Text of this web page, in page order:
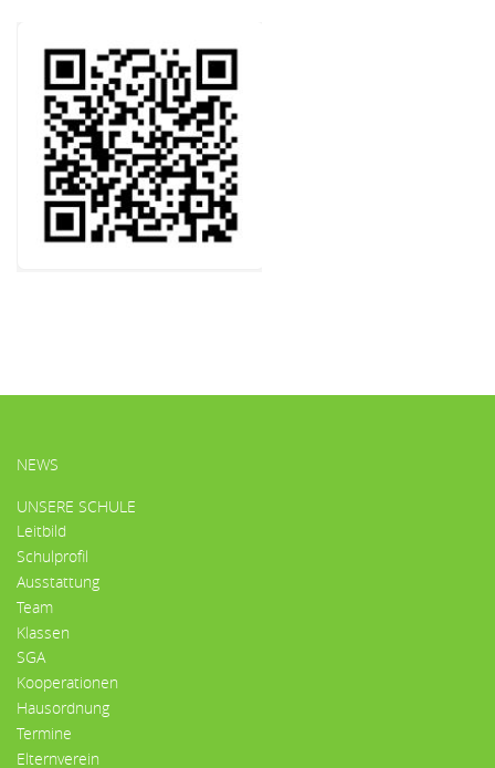
HAUPTMENÜ
NEWS
UNSERE SCHULE
Leitbild
Schulprofil
Ausstattung
Team
Klassen
SGA
Kooperationen
Hausordnung
Termine
Elternverein